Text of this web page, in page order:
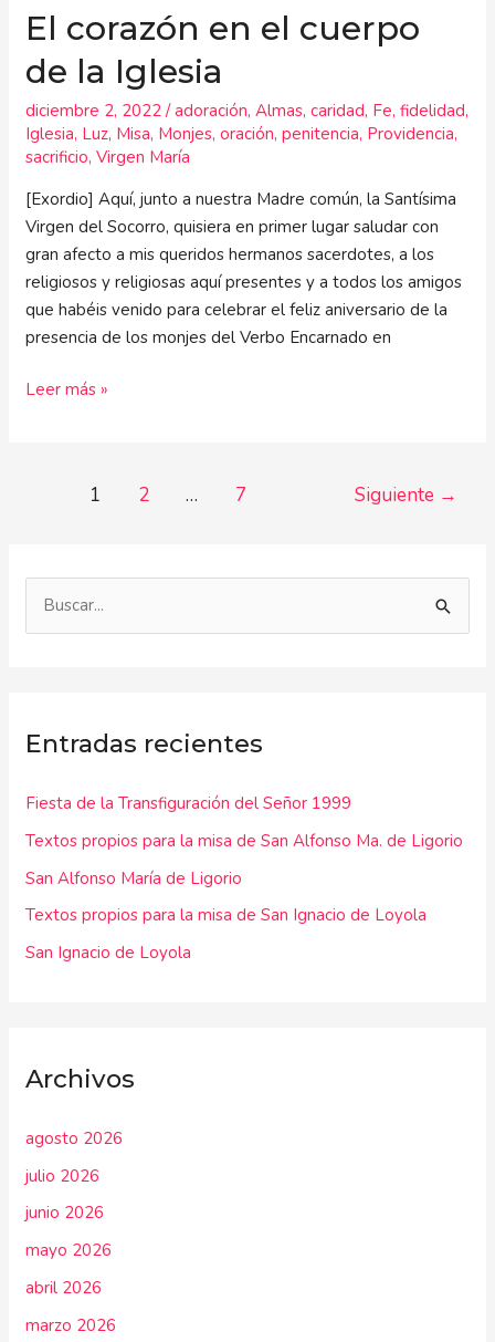
El corazón en el cuerpo
de la Iglesia
diciembre 2, 2022/adoración,Almas,caridad, Fe,fidelidad,
Iglesia, Luz, Misa, Monjes,oración,penitencia, Providencia,
sacrificio,Virgen María
[Exordio] Aquí, junto a nuestra Madre común, la Santísima
Virgen del Socorro, quisiera en primer lugar saludar con
gran afecto a mis queridos hermanos sacerdotes, a los
religiosos y religiosas aquí presentes y a todos los amigos
que habéis venido para celebrar el feliz aniversario de la
presencia de los monjes del Verbo Encarnado en
Leer más »
1 2 … 7 Siguiente →
a
p
o
r
:
Entradas recientes
Fiesta de la Transfiguración del Señor 1999
Textos propios para la misa de San Alfonso Ma. de Ligorio
San Alfonso María de Ligorio
Textos propios para la misa de San Ignacio de Loyola
San Ignacio de Loyola
Archivos
agosto 2026
julio 2026
junio 2026
mayo 2026
abril 2026
marzo 2026